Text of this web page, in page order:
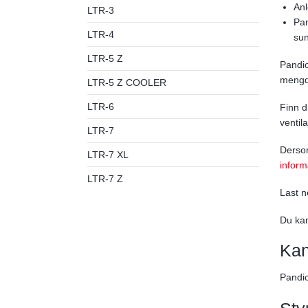
LTR-3
LTR-4
LTR-5 Z
LTR-5 Z COOLER
LTR-6
LTR-7
LTR-7 XL
LTR-7 Z
Finn
Last
Du